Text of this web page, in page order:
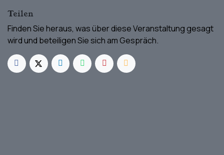
Teilen
Finden Sie heraus, was über diese Veranstaltung gesagt
wird und beteiligen Sie sich am Gespräch.